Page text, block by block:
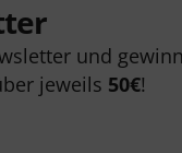
und
jeweils 50€!